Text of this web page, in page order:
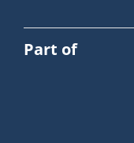
Part of